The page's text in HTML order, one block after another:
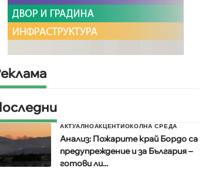
АКТУАЛНОАКЦЕНТИОКОЛНА СРЕДА
Анализ: Пожарите край Бордо са
предупреждение и за България –
готови ли...